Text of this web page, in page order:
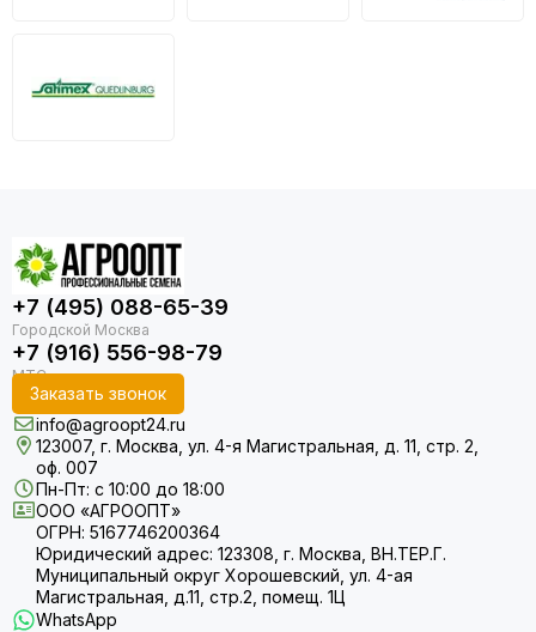
+7 (495) 088-65-39
+7 (916) 556-98-79
Заказать звонок
info@agroopt24.ru
123007, г. Москва, ул. 4-я Магистральная, д. 11, стр. 2,
оф. 007
Пн-Пт: с 10:00 до 18:00
ООО «АГРООПТ»
ОГРН: 5167746200364
Юридический адрес: 123308, г. Москва, ВН.ТЕР.Г.
Муниципальный округ Хорошевский, ул. 4-ая
Магистральная, д.11, стр.2, помещ. 1Ц
WhatsApp